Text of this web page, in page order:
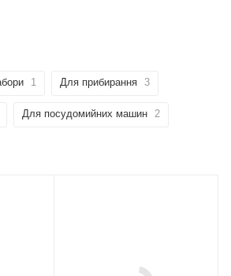
1 Для прибирання 3
Для посудомийних машин 2